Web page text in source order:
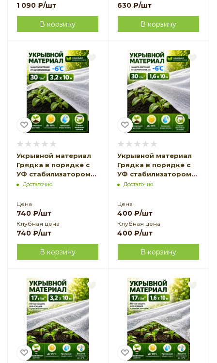
1 090 ₽/шт
В корзину
630 ₽/шт
В корзину
Укрывной материал
Грядка в порядке с
УФ стабилизатором
белый 30 г/м2, 3,2 х 10
Земледелие
Достаточно
Цена
740 ₽/шт
Клубная цена
740 ₽/шт
В корзину
Укрывной материал
Грядка в порядке с
УФ стабилизатором
белый 30 г/м2, 1,6 х 10
Земледелие
Достаточно
Цена
400 ₽/шт
Клубная цена
400 ₽/шт
В корзину